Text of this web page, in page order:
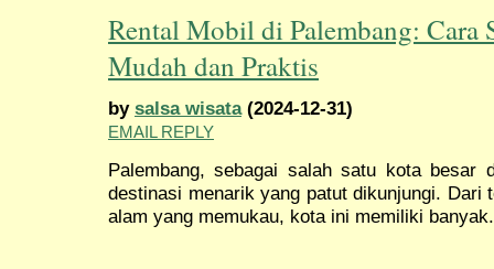
Rental Mobil di Palembang: Cara
Mudah dan Praktis
by salsa wisata(2024-12-31)
EMAIL REPLY
Palembang, sebagai salah satu kota besar
destinasi menarik yang patut dikunjungi. Dari
alam yang memukau, kota ini memiliki